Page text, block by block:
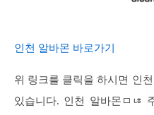
인천 알바몬 바로가기
위 링크를 클릭을 하시면 인
있습니다. 인천 알바몬ㅁㄶ